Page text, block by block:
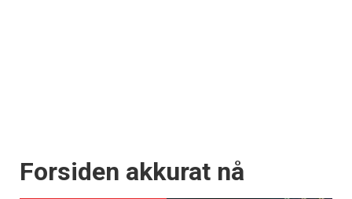
Forsiden akkurat nå